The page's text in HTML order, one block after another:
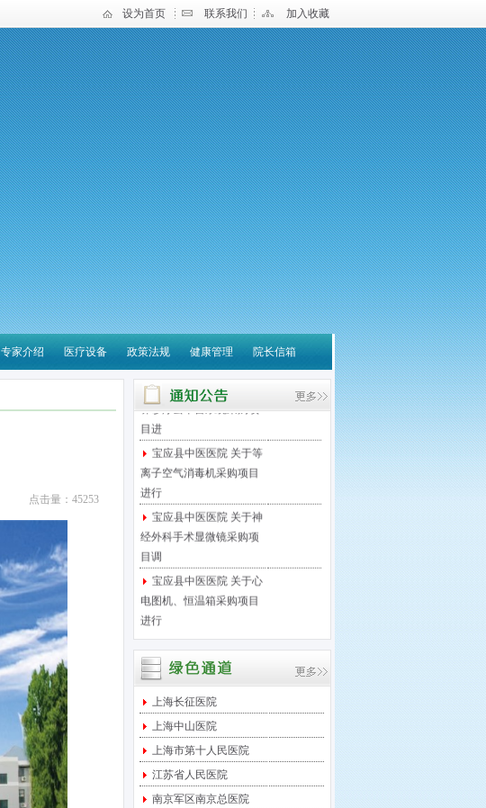
设为首页 联系我们 加入收藏
院长信箱
健康管理
政策法规
医疗设备
专家介绍
点击量：45253
宝应县中医医院 关于营
养诊疗云平台系统采购项
目进
宝应县中医医院 关于等
离子空气消毒机采购项目
进行
宝应县中医医院 关于神
经外科手术显微镜采购项
目调
宝应县中医医院 关于心
电图机、恒温箱采购项目
进行
保移动支付微信接口项目
进行
宝应县中医医院 关于足
底泵采购项目进行院内竞
争性
宝应县中医医院 关于西
门子DR维修保养服务项目
采
上海长征医院
上海中山医院
上海市第十人民医院
江苏省人民医院
南京军区南京总医院